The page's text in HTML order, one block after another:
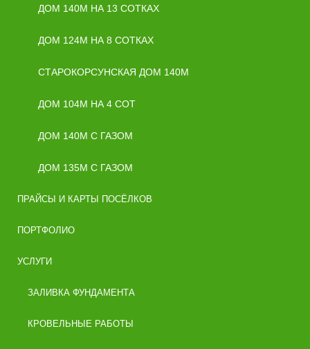
ДОМ 140М НА 13 СОТКАХ
ДОМ 124М НА 8 СОТКАХ
СТАРОКОРСУНСКАЯ ДОМ 140М
ДОМ 104М НА 4 СОТ
ДОМ 140М С ГАЗОМ
ДОМ 135М С ГАЗОМ
ПРАЙСЫ И КАРТЫ ПОСЁЛКОВ
ПОРТФОЛИО
УСЛУГИ
ЗАЛИВКА ФУНДАМЕНТА
КРОВЕЛЬНЫЕ РАБОТЫ